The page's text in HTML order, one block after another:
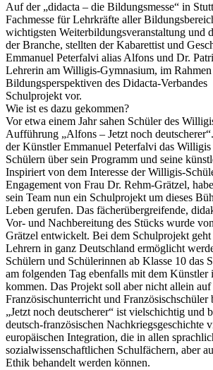
Auf der „didacta – die Bildungsmesse“ in
Fachmesse für Lehrkräfte aller
wichtigsten Weiterbildungsveranstaltung und
der Branche, stellten der Kabarettist und
Emmanuel Peterfalvi alias Alfons und Dr.
Lehrerin am Willigis-Gymnasium, im Rahmen
Bildungsperspektiven des Didacta-Verbandes
Schulprojekt vor.
Wie ist es dazu gekommen?
Vor etwa einem Jahr sahen Schüler des
Aufführung „Alfons – Jetzt noch
der Künstler Emmanuel Peterfalvi das Willigis
Schülern über sein Programm und seine
Inspiriert von dem Interesse der Willigis-
Engagement von Frau Dr. Rehm-Grätzel,
sein Team nun ein Schulprojekt um dieses
Leben gerufen. Das fächerübergreifende,
Vor- und Nachbereitung des Stücks wurde
Grätzel entwickelt. Bei dem Schulprojekt geht
Lehrern in ganz Deutschland ermöglicht
Schülern und Schülerinnen ab Klasse 10 das
am folgenden Tag ebenfalls mit dem Künstler
kommen. Das Projekt soll aber nicht allein auf
Französischunterricht und Französischschüler
„Jetzt noch deutscherer“ ist vielschichtig und
deutsch-französischen Nachkriegsgeschichte
europäischen Integration, die in allen
sozialwissenschaftlichen Schulfächern, aber
Ethik behandelt werden können.